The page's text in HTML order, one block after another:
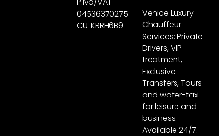
Venice Luxury
Chauffeur
Services: Private
Drivers, VIP
treatment,
Exclusive
Transfers, Tours
and water-taxi
for leisure and
business.
Available 24/7.
P.iva/VAT
04536370275
CU: KRRH6B9